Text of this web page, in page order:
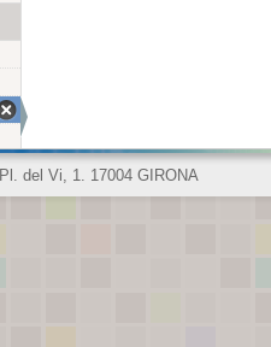
Pl. del Vi, 1. 17004 GIRONA